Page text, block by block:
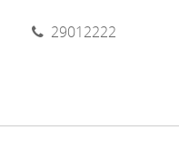
29012222